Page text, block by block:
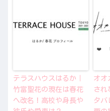
テラスハウスはるか｜
竹富聖花の現在は春花
へ改名！高校や身長や
オオ
され
タバ